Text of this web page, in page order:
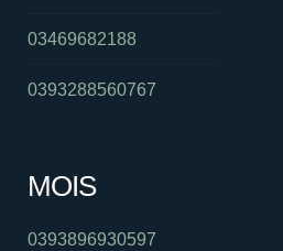
03469682188
0393288560767
MOIS
0393896930597